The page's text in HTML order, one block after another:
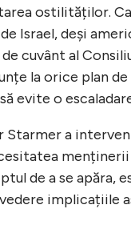
ostilităților.
Israel, deși
cuvânt al
la orice plan
evite o
a
de a se
implicațiile